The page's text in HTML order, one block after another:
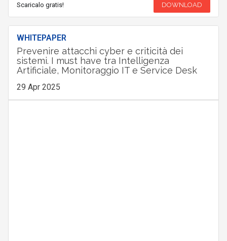
Scaricalo gratis! DOWNLOAD
WHITEPAPER
Prevenire attacchi cyber e criticità dei
sistemi. I must have tra Intelligenza
Artificiale, Monitoraggio IT e Service Desk
29 Apr 2025